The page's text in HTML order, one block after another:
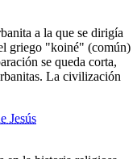
a la que se dirigía
griego "koiné" (común)
se queda corta,
La civilización
Jesús